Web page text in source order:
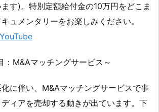
す)。特別定額給付金の10万円をどこま
ュメンタリーをお楽しみください。
：M&Aマッチングサービス～
に伴い、M&Aマッチングサービスで事
ィアを売却する動きが出ています。下